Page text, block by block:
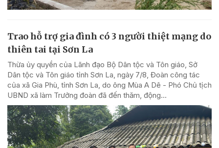
Trao hỗ trợ gia đình có 3 người thiệt mạng do
thiên tai tại Sơn La
Thừa ủy quyền của Lãnh đạo Bộ Dân tộc và Tôn giáo, Sở
Dân tộc và Tôn giáo tỉnh Sơn La, ngày 7/8, Đoàn công tác
của xã Gia Phù, tỉnh Sơn La, do ông Mùa A Dê - Phó Chủ tịch
UBND xã làm Trưởng đoàn đã đến thăm, động...